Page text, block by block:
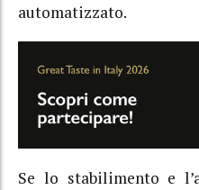
automatizzato.
Se lo stabilimento e